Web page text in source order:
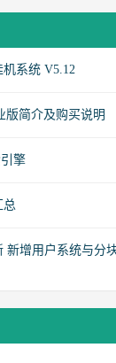
机系统 V5.12
版简介及购买说明
擎
总
新增用户系统与分